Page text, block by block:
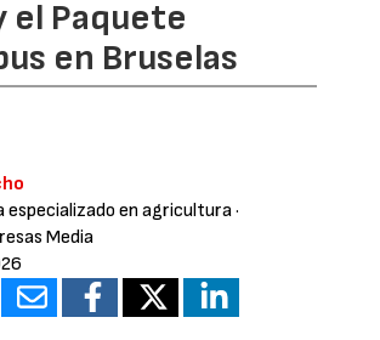
el Paquete
en Bruselas
especializado en agricultura·
Media